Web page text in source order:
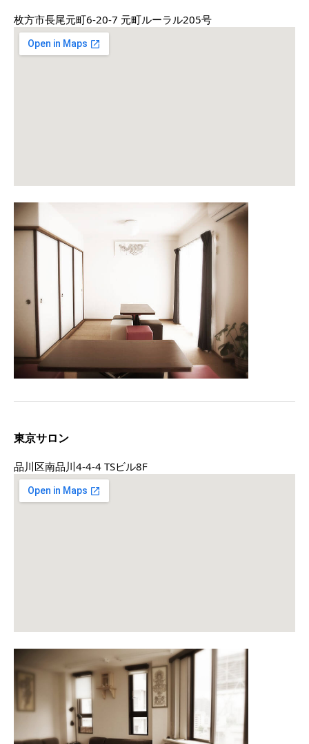
枚方市長尾元町6-20-7 元町ルーラル205号
東京サロン
品川区南品川4-4-4 TSビル8F